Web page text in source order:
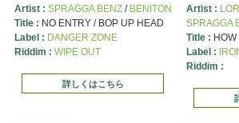
Artist : SPRAGGA BENZ/ BENITON
Title : NO ENTRY / BOP UP HEAD
Label : DANGER ZONE
Riddim : WIPE OUT
詳しくはこちら
Artist :
SPRAGGA
Title : HOW
Label :
Riddim :